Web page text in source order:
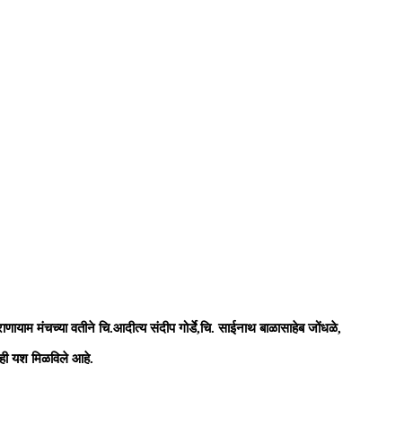
मंचच्या वतीने चि.आदीत्य संदीप गोर्डे,चि. साईनाथ बाळासाहेब जोंधळे,
यश मिळविले आहे.